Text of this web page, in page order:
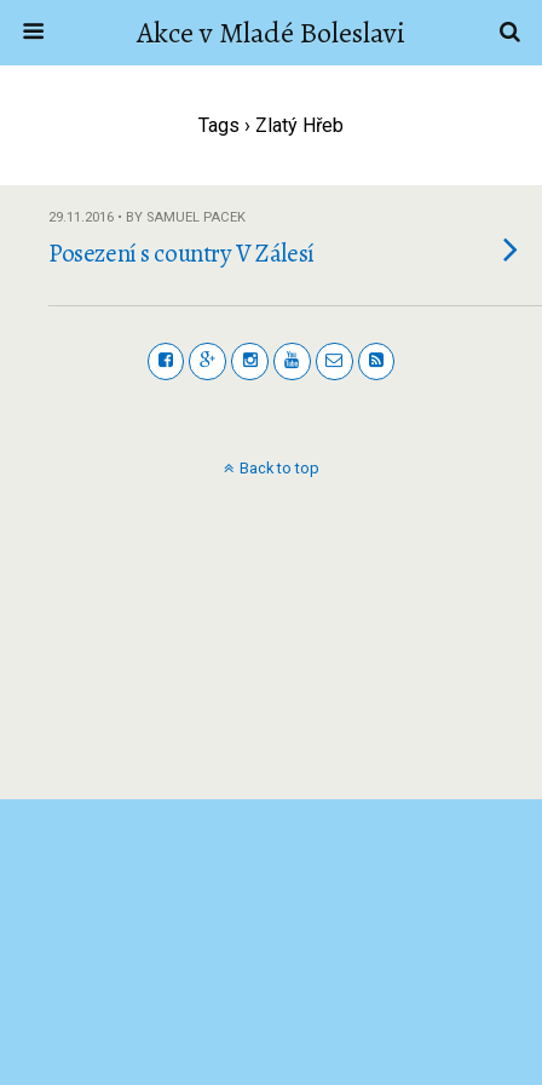
Akce v Mladé Boleslavi
Tags › Zlatý Hřeb
29.11.2016 • BY SAMUEL PACEK
Posezení s country V Zálesí
Back to top